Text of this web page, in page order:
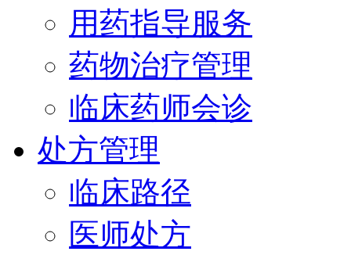
用药指导服务
药物治疗管理
临床药师会诊
处方管理
临床路径
医师处方